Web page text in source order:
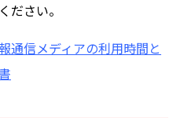
ださい。
通信メディアの利用時間と